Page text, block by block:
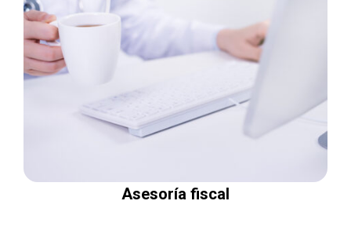
Asesoría fiscal